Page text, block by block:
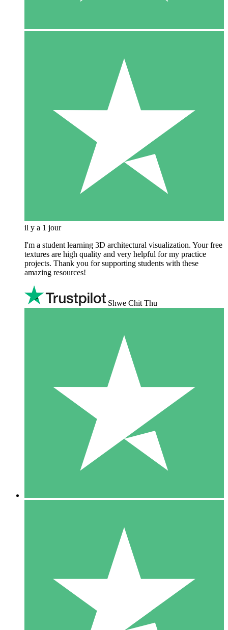
il y a 1 jour
I'm a student learning 3D architectural visualization. Your free
textures are high quality and very helpful for my practice
projects. Thank you for supporting students with these
amazing resources!
Shwe Chit Thu